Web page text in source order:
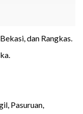
dan Rangkas.
Pasuruan,